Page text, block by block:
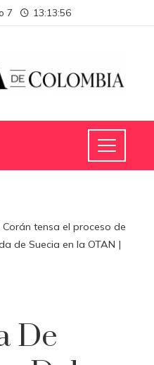
7 13:13:57
tensa el proceso de
de Suecia en la OTAN |
De